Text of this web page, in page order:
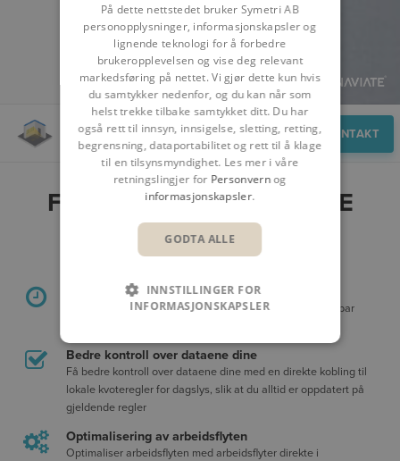
Fordeler KONTAKT
FORDELER MED NAVIATE
DAYLIGHT
Spar tid med rapporter på det lokale språket og umiddelbar
Bedre kontroll over dataene dine
Få bedre kontroll over dataene dine med en direkte kobling til
lokale kvoteregler for dagslys, slik at du alltid er oppdatert på
gjeldende regler
Optimalisering av arbeidsflyten
Optimaliser arbeidsflyten med arbeidsflyter direkte i
På dette nettstedet bruker Symetri AB
personopplysninger, informasjonskapsler og
lignende teknologi for å forbedre
brukeropplevelsen og vise deg relevant
markedsføring på nettet. Vi gjør dette kun hvis
du samtykker nedenfor, og du kan når som
helst trekke tilbake samtykket ditt. Du har
også rett til innsyn, innsigelse, sletting, retting,
begrensning, dataportabilitet og rett til å klage
til en tilsynsmyndighet. Les mer i våre
retningslingjer for Personvernog
informasjonskapsler.
GODTA ALLE
INNSTILLINGER FOR
INFORMASJONSKAPSLER